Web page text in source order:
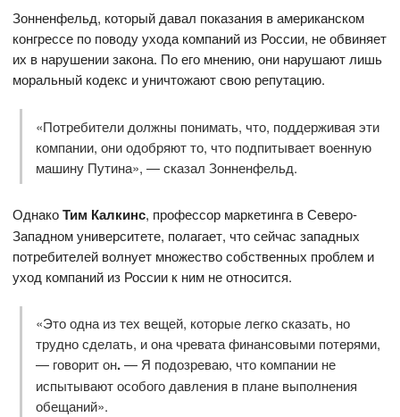
Зонненфельд, который давал показания в американском
конгрессе по поводу ухода компаний из России, не обвиняет
их в нарушении закона. По его мнению, они нарушают лишь
моральный кодекс и уничтожают свою репутацию.
«Потребители должны понимать, что, поддерживая эти
компании, они одобряют то, что подпитывает военную
машину Путина», — сказал Зонненфельд.
ОднакоТим Калкинс, профессор маркетинга в Северо-
Западном университете, полагает, что сейчас западных
потребителей волнует множество собственных проблем и
уход компаний из России к ним не относится.
«Это одна из тех вещей, которые легко сказать, но
трудно сделать, и она чревата финансовыми потерями,
— говорит он.— Я подозреваю, что компании не
испытывают особого давления в плане выполнения
обещаний».